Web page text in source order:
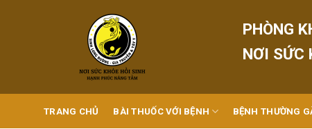
PHÒNG
NƠI SỨC
TRANG CHỦ BÀI THUỐC VỚI BỆNH BỆNH THƯỜNG